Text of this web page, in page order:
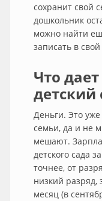
сохранит свой
дошкольник
можно найти
записать в
Что
детский
Деньги. Это
семьи, да и не
мешают.
детского сада
точнее, от
низкий разряд,
месяц (в